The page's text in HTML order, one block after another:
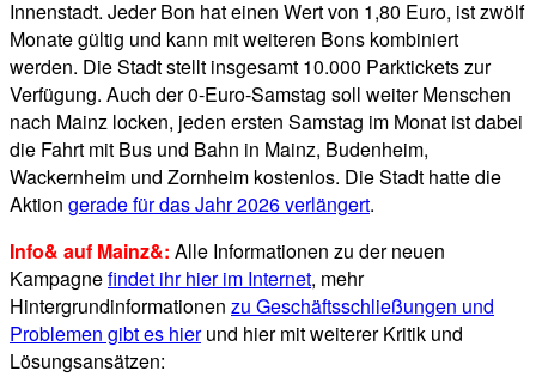
Innenstadt. Jeder Bon hat einen Wert von 1,80 Euro, ist zwölf
Monate gültig und kann mit weiteren Bons kombiniert
werden. Die Stadt stellt insgesamt 10.000 Parktickets zur
Verfügung. Auch der 0-Euro-Samstag soll weiter Menschen
nach Mainz locken, jeden ersten Samstag im Monat ist dabei
die Fahrt mit Bus und Bahn in Mainz, Budenheim,
Wackernheim und Zornheim kostenlos. Die Stadt hatte die
Aktion gerade für das Jahr 2026 verlängert.
Info& auf Mainz&: Alle Informationen zu der neuen
Kampagnefindet ihr hier im Internet, mehr
Hintergrundinformationen zu Geschäftsschließungen und
Problemen gibt es hierund hier mit weiterer Kritik und
Lösungsansätzen: